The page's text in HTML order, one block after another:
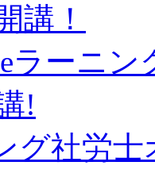
講！
ラーニ
!
グ社労